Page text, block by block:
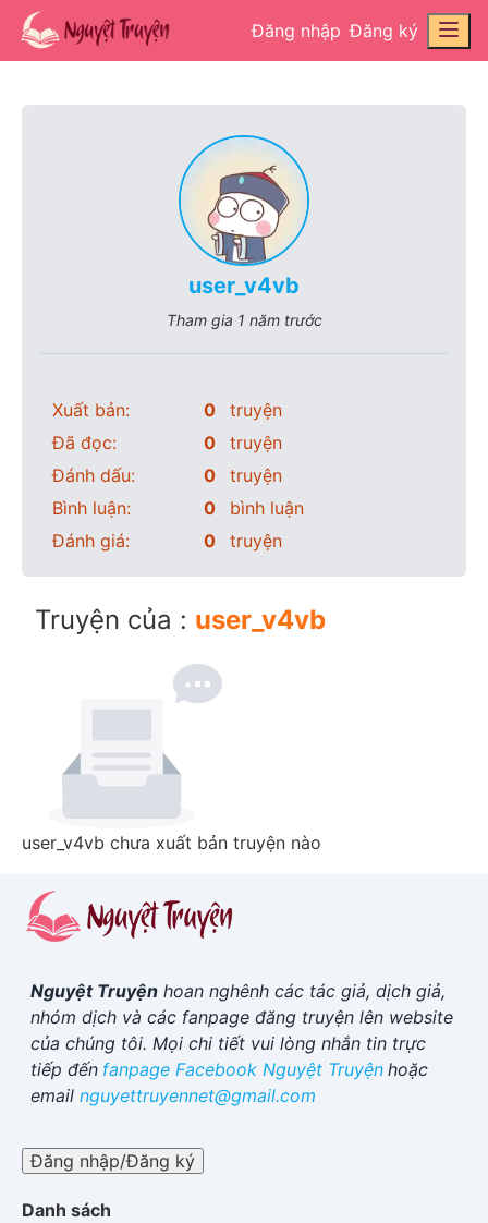
Đăng nhập Đăng ký
user_v4vb
Tham gia 1 năm trước
Xuất bản: 0
truyện
Đã đọc:
0
truyện
Đánh dấu:
0
truyện
Bình luận:
0
bình luận
Đánh giá:
0 truyện
Truyện của : user_v4vb
user_v4vb chưa xuất bản truyện nào
Nguyệt Truyện hoan nghênh các tác giả, dịch giả,
nhóm dịch và các fanpage đăng truyện lên website
của chúng tôi. Mọi chi tiết vui lòng nhắn tin trực
tiếp đến fanpage Facebook Nguyệt Truyện hoặc
email nguyettruyennet@gmail.com
Đăng nhập/Đăng ký
Danh sách